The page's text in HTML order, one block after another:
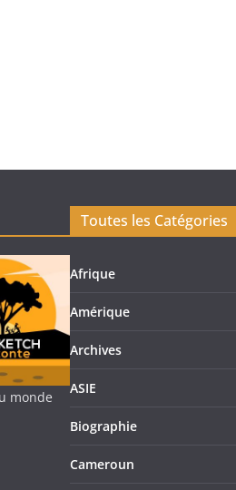
monde
Toutes les Catégories
Afrique
Amérique
Archives
ASIE
Biographie
Cameroun